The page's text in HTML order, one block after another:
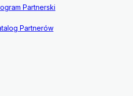
Partnerski
Partnerów